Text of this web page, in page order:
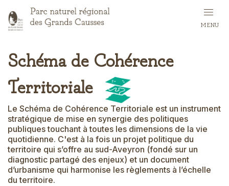
to
main
MENU
Schéma de Cohérence
Territoriale Icône
du
titre
Le Schéma de Cohérence Territoriale est un instrument
stratégique de mise en synergie des politiques
publiques touchant à toutes les dimensions de la vie
quotidienne. C'est à la fois un projet politique du
territoire qui s’offre au sud-Aveyron (fondé sur un
diagnostic partagé des enjeux) et un document
d’urbanisme qui harmonise les règlements à l’échelle
du territoire.